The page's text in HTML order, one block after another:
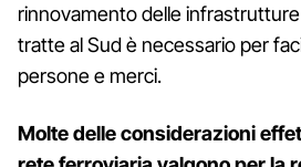
rinnovamento delle
tratte al Sud è necessario per
persone e merci.
Molte delle considerazioni